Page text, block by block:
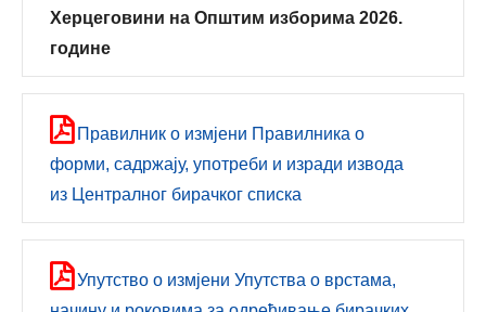
Херцеговини на Општим изборима 2026.
године
Правилник о измјени Правилника о
форми, садржају, употреби и изради извода
из Централног бирачког списка
Упутствo о измјени Упутства о врстама,